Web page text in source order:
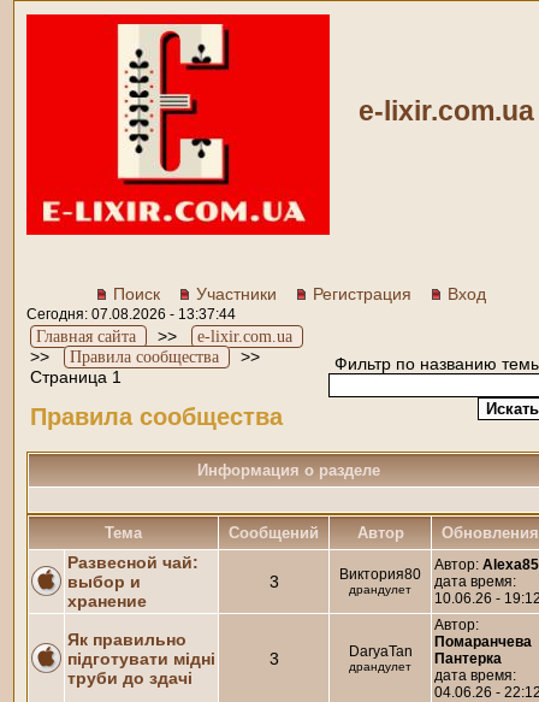
e-lixir.com.ua
Поиск Участники Регистрация Вход
Сегодня: 07.08.2026 - 13:37:44
Главная сайта >> e-lixir.com.ua
>> Правила сообщества
>>
Страница 1
Правила сообщества
Фильтр по названию
Информация о разделе
Тема Cообщений Автор Обновления
Развесной чай:
выбор и
хранение
3 Виктория80
драндулет
Автор:Alexa85
дата время:
10.06.26 -
Як правильно
підготувати мідні
труби до здачі
3 DaryaTan
драндулет
Автор:
Помаранчева
Пантерка
дата время:
04.06.26 -